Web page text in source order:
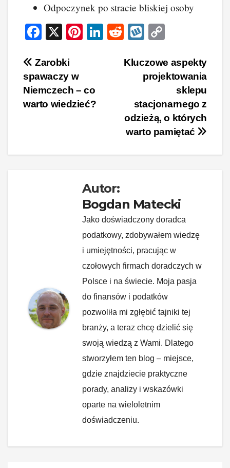
Odpoczynek po stracie bliskiej osoby
F
c
e
b
X
Pi
st
Li
R
d
W
o
p
p
y
Li
n
k
Nawigacja
wpisu
Kluczowe aspekty
projektowania
sklepu
stacjonarnego z
odzieżą, o których
warto pamiętać
Zarobki
spawaczy w
Niemczech – co
warto wiedzieć?
Autor:
Bogdan Matecki
Jako doświadczony doradca
podatkowy, zdobywałem wiedzę
i umiejętności, pracując w
czołowych firmach doradczych w
Polsce i na świecie. Moja pasja
do finansów i podatków
pozwoliła mi zgłębić tajniki tej
branży, a teraz chcę dzielić się
swoją wiedzą z Wami. Dlatego
stworzyłem ten blog – miejsce,
gdzie znajdziecie praktyczne
porady, analizy i wskazówki
oparte na wieloletnim
doświadczeniu.